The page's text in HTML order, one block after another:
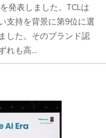
発表しました。TCLは
支持を背景に第9位に選
した。そのブランド認
れも高...